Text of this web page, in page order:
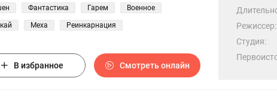
Фантастика Гарем Военное
Меха Реинкарнация
В избранное Смотреть онлайн
Режиссер:
Студия: